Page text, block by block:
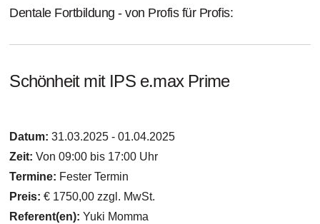
Dentale Fortbildung - von Profis für Profis:
Schönheit mit IPS e.max Prime
Datum:31.03.2025 - 01.04.2025
Zeit: Von 09:00 bis 17:00 Uhr
Termine: Fester Termin
Preis: € 1750,00 zzgl. MwSt.
Referent(en):Yuki Momma